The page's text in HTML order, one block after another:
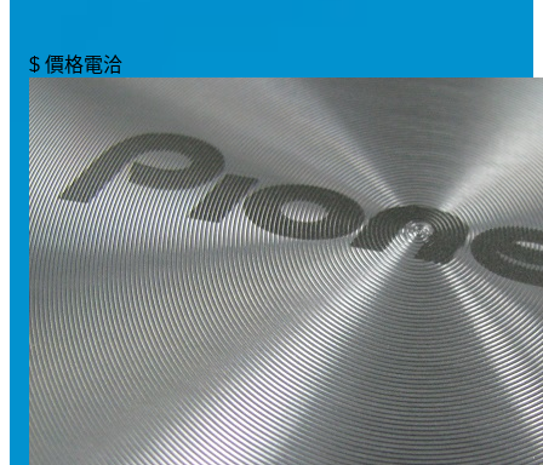
$ 價格電洽